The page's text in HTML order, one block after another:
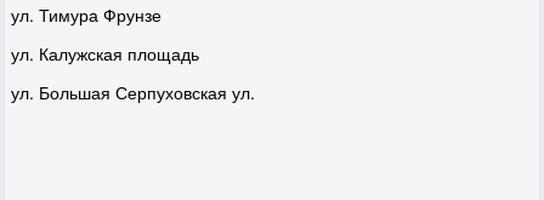
ул. Тимура Фрунзе
ул. Калужская площадь
ул. Большая Серпуховская ул.